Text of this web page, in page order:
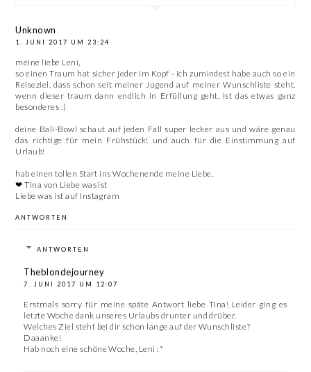
Unknown
1. JUNI 2017 UM 23:24
meine liebe Leni,
so einen Traum hat sicher jeder im Kopf - ich zumindest habe auch so ein
Reiseziel, dass schon seit meiner Jugend auf meiner Wunschliste steht.
wenn dieser traum dann endlich in Erfüllung geht, ist das etwas ganz
besonderes :)
deine Bali-Bowl schaut auf jeden Fall super lecker aus und wäre genau
das richtige für mein Frühstück! und auch für die Einstimmung auf
Urlaub!
hab einen tollen Start ins Wochenende meine Liebe,
❤ Tina von Liebe was ist
Liebe was istauf Instagram
ANTWORTEN
ANTWORTEN
Theblondejourney
7. JUNI 2017 UM 12:07
Erstmals sorry für meine späte Antwort liebe Tina! Leider ging es
letzte Woche dank unseres Urlaubs drunter und drüber.
Welches Ziel steht bei dir schon lange auf der Wunschliste?
Daaanke!
Hab noch eine schöne Woche, Leni :*